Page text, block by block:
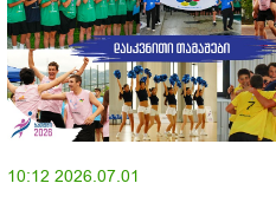
10:12 2026.07.01